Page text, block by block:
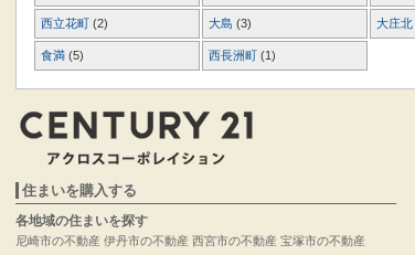
西立花町 (2) 大島 (3) 大庄北
食満 (5) 西長洲町 (1)
住まいを購入する
各地域の住まいを探す
尼崎市の不動産 伊丹市の不動産 西宮市の不動産 宝塚市の不動産